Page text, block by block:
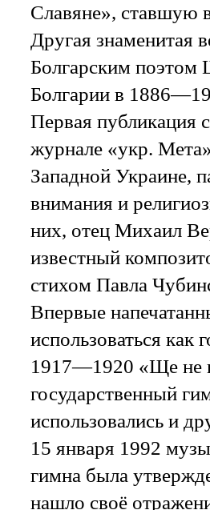
Славяне», ставшую
Другая знаменитая
Болгарским
Болгарии в
Первая публикация
журнале «укр.
Западной Украине,
внимания и
них, отец Михаил
известный
стихом Павла
Впервые
использоваться как
1917—1920 «Ще не
государственный
использовались и
15 января 1992
гимна была
нашло своё